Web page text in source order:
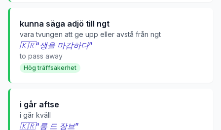
kunna säga adjö till ngt
vara tvungen att ge upp eller avstå från ngt
🇰🇷“생을 마감하다”
to pass away
Hög träffsäkerhet
i går aftse
i går kväll
🇰🇷“롱 드 장브”